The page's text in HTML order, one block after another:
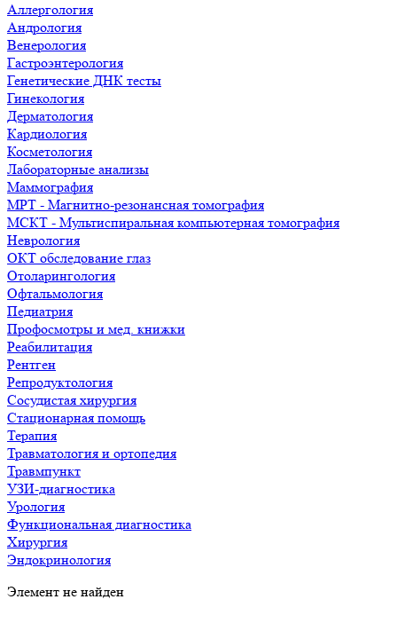
Аллергология
Андрология
Венерология
Гастроэнтерология
Генетические ДНК тесты
Гинекология
Дерматология
Кардиология
Косметология
Лабораторные анализы
Маммография
МРТ - Магнитно-резонансная томография
МСКТ - Мультиспиральная компьютерная томография
Неврология
ОКТ обследование глаз
Отоларингология
Офтальмология
Педиатрия
Профосмотры и мед. книжки
Реабилитация
Рентген
Репродуктология
Сосудистая хирургия
Стационарная помощь
Терапия
Травматология и ортопедия
Травмпункт
УЗИ-диагностика
Урология
Функциональная диагностика
Хирургия
Эндокринология
Элемент не найден